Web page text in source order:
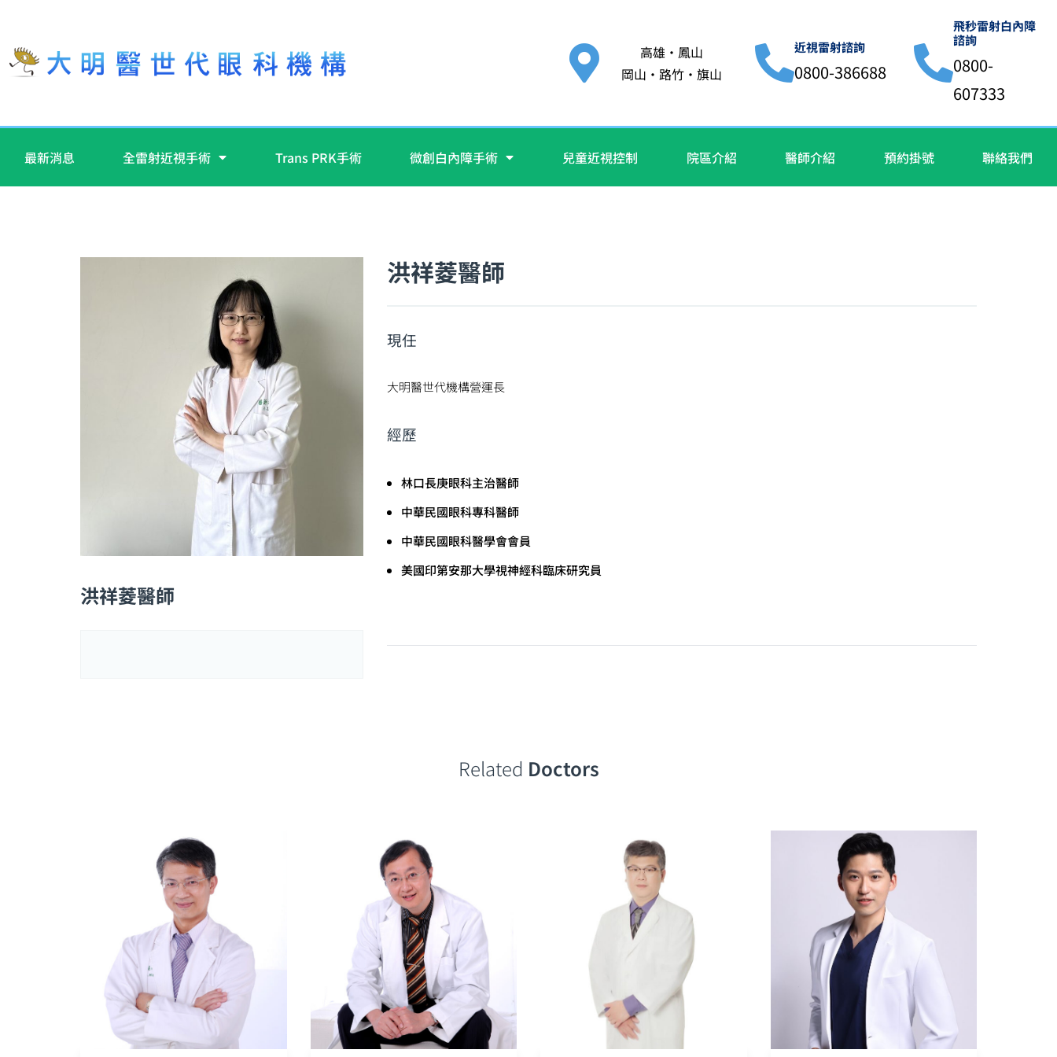
高雄‧鳳山
岡山‧路竹‧旗山
近視雷射諮詢
0800-386688
飛秒雷射白內障
諮詢
0800-
607333
最新消息 全雷射近視手術 Trans PRK手術 微創白內障手術 兒童近視控制 院區介紹 醫師介紹 預約掛號 聯絡我們
洪祥菱醫師
洪祥菱醫師
現任
大明醫世代機構營運長
經歷
林口長庚眼科主治醫師
中華民國眼科專科醫師
中華民國眼科醫學會會員
美國印第安那大學視神經科臨床研究員
Related Doctors